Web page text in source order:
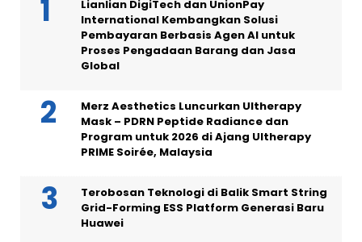
Lianlian DigiTech dan UnionPay
International Kembangkan Solusi
Pembayaran Berbasis Agen AI untuk
Proses Pengadaan Barang dan Jasa
Global
Merz Aesthetics Luncurkan Ultherapy
Mask – PDRN Peptide Radiance dan
Program untuk 2026 di Ajang Ultherapy
PRIME Soirée, Malaysia
Terobosan Teknologi di Balik Smart String
Grid-Forming ESS Platform Generasi Baru
Huawei